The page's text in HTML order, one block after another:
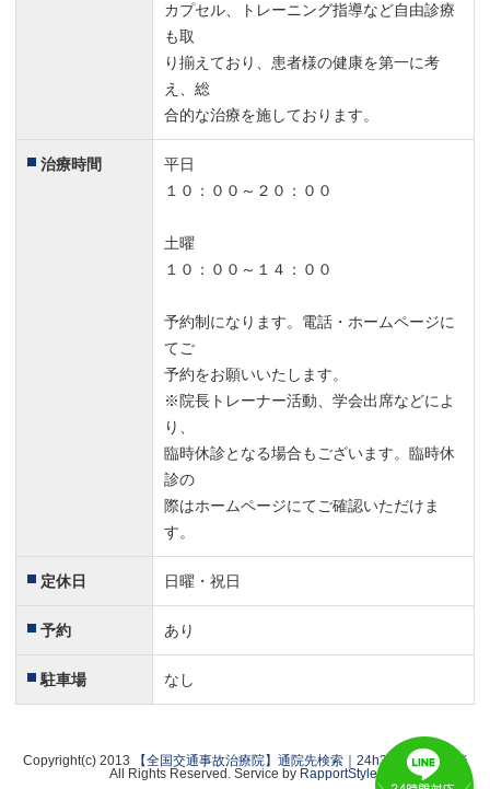
カプセル、トレーニング指導など自由診療
も取
り揃えており、患者様の健康を第一に考
え、総
合的な治療を施しております。
治療時間
平日
１０：００～２０：００
土曜
１０：００～１４：００
予約制になります。電話・ホームページに
てご
予約をお願いいたします。
※院長トレーナー活動、学会出席などによ
り、
臨時休診となる場合もございます。臨時休
診の
際はホームページにてご確認いただけま
す。
定休日 日曜・祝日
予約 あり
駐車場 なし
Copyright(c) 2013
【全国交通事故治療院】通院先検索｜24h365日無料相談
All Rights Reserved. Service by RapportStyle.